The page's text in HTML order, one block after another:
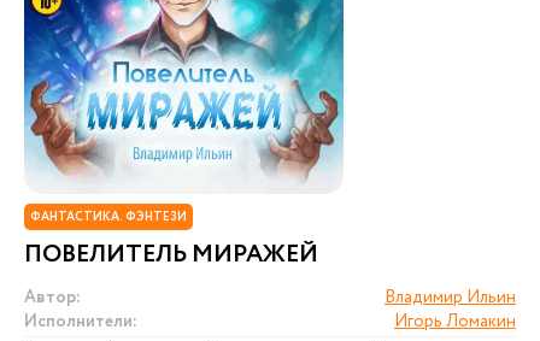
ФАНТАСТИКА. ФЭНТЕЗИ
ПОВЕЛИТЕЛЬ МИРАЖЕЙ
Автор:
Владимир Ильин
Исполнители:
Игорь Ломакин